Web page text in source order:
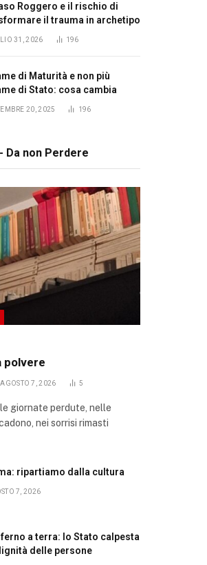
Roggero e il rischio di
il trauma in archetipo
31, 2026 196
di Maturità e non più
di Stato: cosa cambia
20, 2025 196
Da non Perdere
polvere
AGOSTO 7, 2026 5
giornate perdute, nelle
nei sorrisi rimasti
ripartiamo dalla cultura
7, 2026
a terra: lo Stato calpesta
delle persone